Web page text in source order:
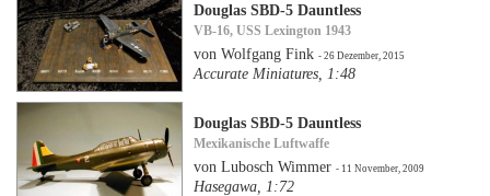
Douglas SBD-5 Dauntless
VB-16, USS Lexington 1943
von Wolfgang Fink- 26 Dezember, 2015
Accurate Miniatures, 1:48
Douglas SBD-5 Dauntless
Mexikanische Luftwaffe
von Lubosch Wimmer- 11 November, 2009
Hasegawa, 1:72